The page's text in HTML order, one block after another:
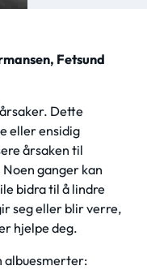
Fetsund
Dette
eller ensidig
årsaken til
ganger kan
bidra til å lindre
seg eller blir verre,
hjelpe deg.
albuesmerter: